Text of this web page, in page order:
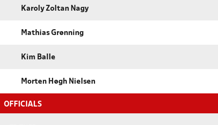
Karoly Zoltan Nagy
Mathias Grønning
Kim Balle
Morten Høgh Nielsen
OFFICIALS